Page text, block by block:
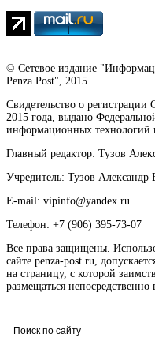
© Сетевое издание
Penza Post", 2015
Свидетельство о
2015 года, выдано
информационных технологий
Главный редактор: Тузов
Учредитель: Тузов Александр
E-mail: vipinfo@yandex.ru
Телефон: +7 (906) 395-73-07
Все права защищены.
сайте penza-post.ru,
на страницу, с которой
размещаться непосредственно